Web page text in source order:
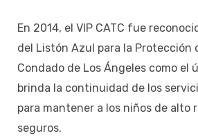
En 2014, el VIP CATC fue
del Listón Azul para la Protección
Condado de Los Ángeles como el
brinda la continuidad de los
para mantener a los niños de alto
seguros.